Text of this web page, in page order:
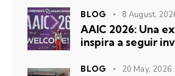
BLOG 8 August,
AAIC 2026: Una
inspira a seguir
BLOG 20 May, 2026